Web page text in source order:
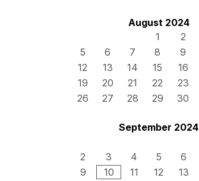
August 2024
1
2
5
6 7 8 9
12
13 14 15 16
19
20 21 22 23
26
27 28 29 30
September 2024
2
3 4 5 6
9
10 11 12 13